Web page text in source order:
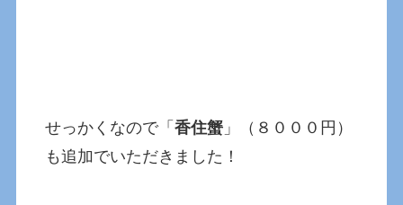
せっかくなので「香住蟹 」（８０００円）
も追加でいただきました！